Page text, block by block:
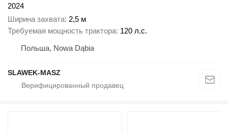
2024
Ширина захвата 2,5 м
Требуемая мощность трактора 120 л.с.
Польша, Nowa Dąbia
SLAWEK-MASZ